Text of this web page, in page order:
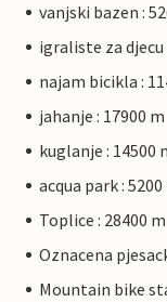
vanjski bazen :
igraliste za djecu
najam bicikla :
jahanje : 17900 m
kuglanje : 14500
acqua park : 5200
Toplice : 28400 m
Oznacena
Mountain bike